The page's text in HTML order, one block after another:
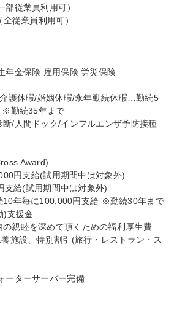
部従業員利用可）
従業員利用可）
年金保険 雇用保険 労災保険
護休暇/婚姻休暇/永年勤続休暇…勤続5
※勤続35年まで
/人間ドック/インフルエンザ予防接種
Award)
円支給(試用期間中は対象外)
支給(試用期間中は対象外)
10年毎に100,000円支給 ※勤続30年まで
)支援金
親睦を深めて頂くための福利厚生費
施設、特別割引(旅行・レストラン・ス
ーターサーバー完備